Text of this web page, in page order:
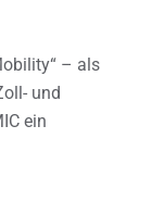
– als
und
ein